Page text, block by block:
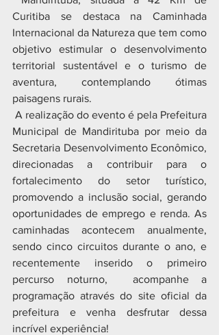
Curitiba se destaca na Caminhada
Internacional da Natureza que tem como
objetivo estimular o desenvolvimento
territorial sustentável e o turismo de
aventura, contemplando ótimas
paisagens rurais.
Municipal de Mandirituba por meio da
Secretaria Desenvolvimento Econômico,
direcionadas a contribuir para o
fortalecimento do setor turístico,
promovendo a inclusão social, gerando
oportunidades de emprego e renda. As
caminhadas acontecem anualmente,
sendo cinco circuitos durante o ano, e
recentemente inserido o primeiro
percurso noturno,  acompanhe a
programação através do site oficial da
prefeitura e venha desfrutar dessa
incrível experiência!